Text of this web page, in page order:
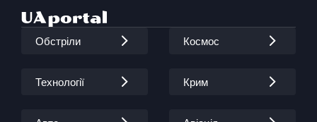
Обстріли Космос
Технології Крим